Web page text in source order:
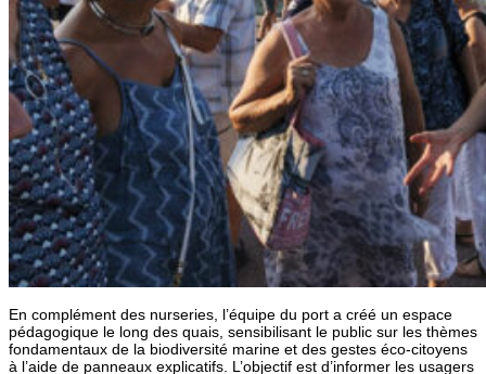
En complément des nurseries, l’équipe du port a créé un espace
pédagogique le long des quais, sensibilisant le public sur les thèmes
fondamentaux de la biodiversité marine et des gestes éco-citoyens
à l’aide de panneaux explicatifs. L’objectif est d’informer les usagers